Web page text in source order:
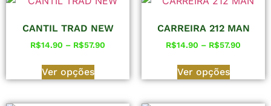
CANTIL TRAD NEW
R$14.90 – R$57.90
Ver opções
CARREIRA 212 MAN
R$14.90 – R$57.90
Ver opções